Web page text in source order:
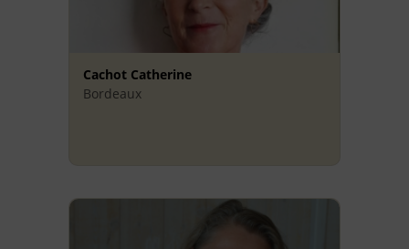
Cachot Catherine
Bordeaux